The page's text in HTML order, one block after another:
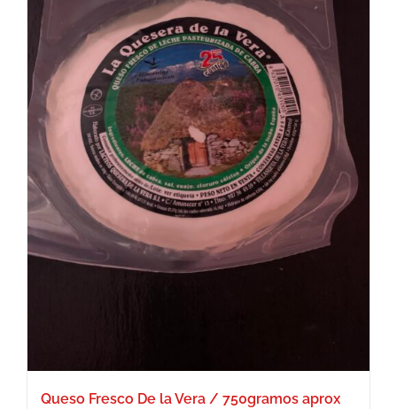
Queso Fresco De la Vera / 750gramos aprox